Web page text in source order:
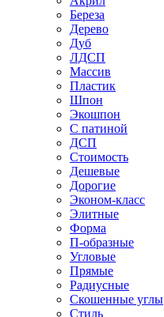
Береза
Дерево
Дуб
ЛДСП
Массив
Пластик
Шпон
Экошпон
С патиной
ДСП
Стоимость
Дешевые
Дорогие
Эконом-класс
Элитные
Форма
П-образные
Угловые
Прямые
Радиусные
Скошенные углы
Стиль